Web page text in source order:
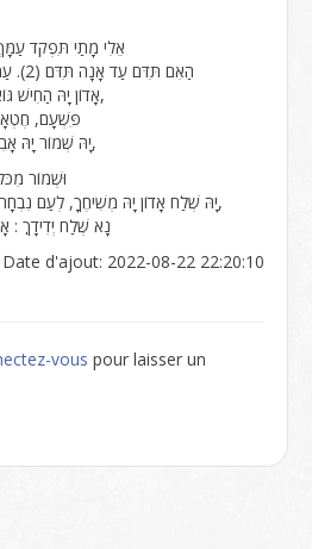
אֵלִי מָתַי תִּפְקֹד עַמָּךְ.
הַאִם תִּדֹּם עַד אָנָה תִּדֹּם (2). עַמַּךֽ חֹן (2) יָהּ רוּחִי הַעֲלֵה (2)
אָדוֹן יָהּ הַחִישׁ גּוֹאֲלָם גּוֹאֲלָם נָא שְׁכַח אֵל טוֹב,
פִּשְׁעָם,
יָהּ שְׁמוֹר יָהּ אָבִי עַל קְהָלָךָ, בַּתְּפוּצוֹת הַגֹּלָה,
וּשְׁמוֹר
יָהּ שְׁלַח אָדוֹן יָהּ מְשִׁיחֶךָ, לְעַם נִבְחָר, יָהּ שְׁלַח יָהּ שְׁלַח נָא לְעַמָּךָ,
נָא שְׁלַח יְדִידָךֽ :
Date d'ajout: 2022-08-22 22:20:10
vous pour laisser un